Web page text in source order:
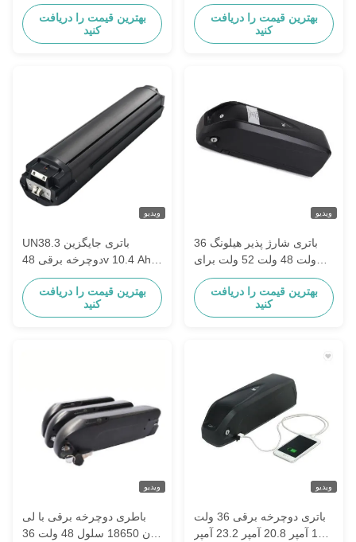
Panasonic دوچرخه الکتریکی
بهترین قیمت را دریافت
کنید
ZhenLong
بهترین قیمت را دریافت
کنید
ویدیو
UN38.3 باتری جایگزین
دوچرخه برقی 48v 10.4 Ah
باتری لیتیوم یون با شارژر
USB 5V
بهترین قیمت را دریافت
کنید
ویدیو
باتری شارژ پذیر هیلونگ 36
ولت 48 ولت 52 ولت برای
اسکوتر
بهترین قیمت را دریافت
کنید
ویدیو
باطری دوچرخه برقی با لی
یون 18650 سلول 48 ولت 36
ویدیو
باتری دوچرخه برقی 36 ولت
18.2 آمپر 20.8 آمپر 23.2 آمپر